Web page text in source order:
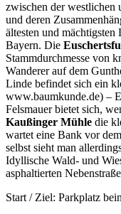
zwischen der westlichen
und deren
ältesten und
Bayern. Die
Stammdurchmesse von
Wanderer auf dem
Linde befindet sich ein
www.baumkunde.de) –
Felsmauer bietet sich,
Kaußinger Mühle die
wartet eine Bank vor
selbst sieht man
Idyllische Wald- und
asphaltierten
Start / Ziel: Parkplatz